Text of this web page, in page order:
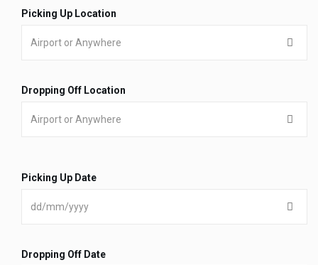
Picking Up Location
Dropping Off Location
Picking Up Date
Dropping Off Date